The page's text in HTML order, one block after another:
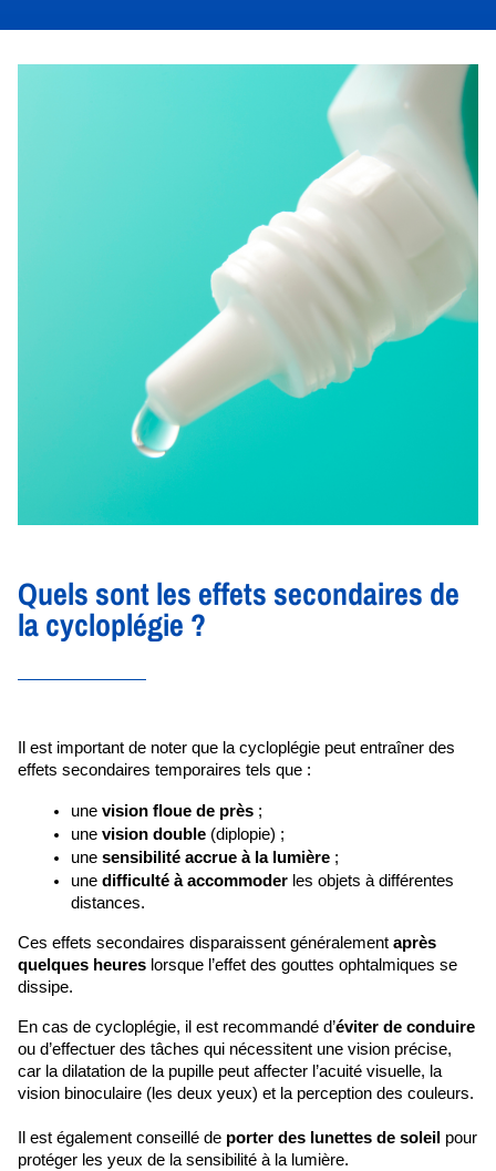
Quels sont les effets secondaires de
la cycloplégie ?
Il est important de noter que la cycloplégie peut entraîner des
effets secondaires temporaires tels que :
une vision floue de près ;
une vision double (diplopie) ;
une sensibilité accrue à la lumière ;
une difficulté à accommoder les objets à différentes
distances.
Ces effets secondaires disparaissent généralement après
quelques heures lorsque l’effet des gouttes ophtalmiques se
dissipe.
En cas de cycloplégie, il est recommandé d’éviter de conduire
ou d’effectuer des tâches qui nécessitent une vision précise,
car la dilatation de la pupille peut affecter l’acuité visuelle, la
vision binoculaire (les deux yeux) et la perception des couleurs.
Il est également conseillé de porter des lunettes de soleil pour
protéger les yeux de la sensibilité à la lumière.